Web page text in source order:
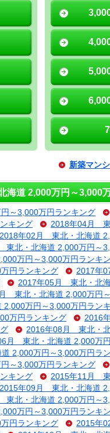
新築マン
海道 2,000万円～3,000
～3,000万円ランキング
キング
2018年04月 東
2018年02月 東北・北海道
北・北海道 2,000万円～
万円～3,000万円ランキ
円ランキング
2017年
2017年05月 東北・北
東北・北海道 2,000万円
万円～3,000万円ラン
万円ランキング
2016
2016年08月 東北・
月 東北・北海道 2,000万
2,000万円～3,000万円ラ
～3,000万円ランキング
キング
2015年11月 東
2015年09月 東北・北海道
北・北海道 2,000万円～
万円～3,000万円ランキ
円ランキング
2015年